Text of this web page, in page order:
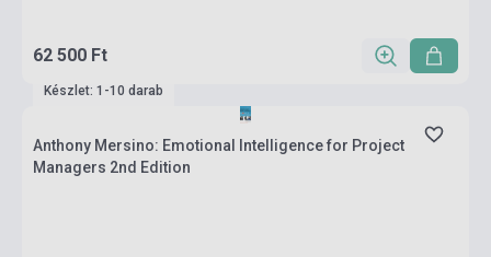
62 500 Ft
Készlet: 1-10 darab
Anthony Mersino: Emotional Intelligence for Project
Managers 2nd Edition